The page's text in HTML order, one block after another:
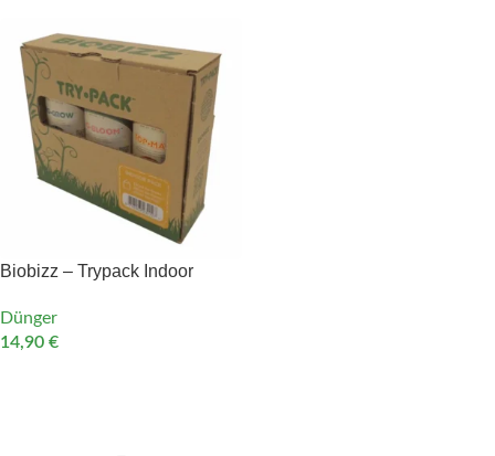
Biobizz – Trypack Indoor
Dünger
14,90 €